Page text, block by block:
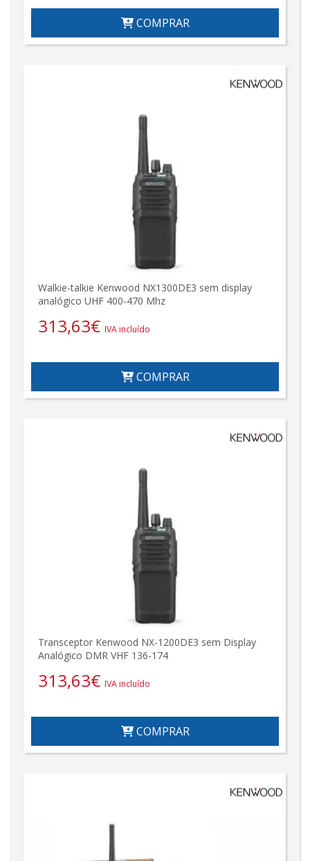
COMPRAR
Walkie-talkie Kenwood NX1300DE3 sem display
analógico UHF 400-470 Mhz
313,63€ IVA incluído
COMPRAR
Transceptor Kenwood NX-1200DE3 sem Display
Analógico DMR VHF 136-174
313,63€ IVA incluído
COMPRAR